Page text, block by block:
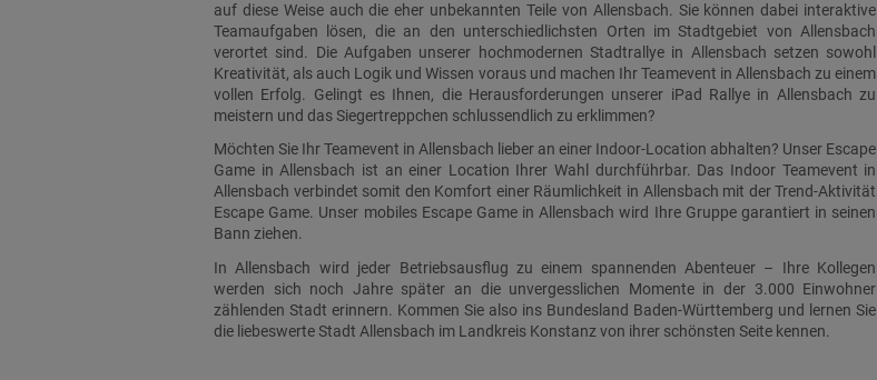
auf diese Weise auch die eher unbekannten Teile von Allensbach. Sie können dabei interaktive
Teamaufgaben lösen, die an den unterschiedlichsten Orten im Stadtgebiet von Allensbach
verortet sind. Die Aufgaben unserer hochmodernen Stadtrallye in Allensbach setzen sowohl
Kreativität, als auch Logik und Wissen voraus und machen Ihr Teamevent in Allensbach zu einem
vollen Erfolg. Gelingt es Ihnen, die Herausforderungen unserer iPad Rallye in Allensbach zu
meistern und das Siegertreppchen schlussendlich zu erklimmen?
Möchten Sie Ihr Teamevent in Allensbach lieber an einer Indoor-Location abhalten? Unser Escape
Game in Allensbach ist an einer Location Ihrer Wahl durchführbar. Das Indoor Teamevent in
Allensbach verbindet somit den Komfort einer Räumlichkeit in Allensbach mit der Trend-Aktivität
Escape Game. Unser mobiles Escape Game in Allensbach wird Ihre Gruppe garantiert in seinen
Bann ziehen.
In Allensbach wird jeder Betriebsausflug zu einem spannenden Abenteuer – Ihre Kollegen
werden sich noch Jahre später an die unvergesslichen Momente in der 3.000 Einwohner
zählenden Stadt erinnern. Kommen Sie also ins Bundesland Baden-Württemberg und lernen Sie
die liebeswerte Stadt Allensbach im Landkreis Konstanz von ihrer schönsten Seite kennen.